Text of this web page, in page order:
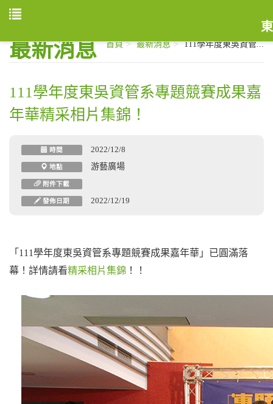
最新消息 首頁 最新消息 111學年度東吳資管...
111學年度東吳資管系專題競賽成果嘉
年華精采相片集錦！
時間 2022/12/8
地點 游藝廣場
附件下載
發佈日期 2022/12/19
「111學年度東吳資管系專題競賽成果嘉年華」已圓滿落
幕！ 詳情請看精采相片集錦 ！！